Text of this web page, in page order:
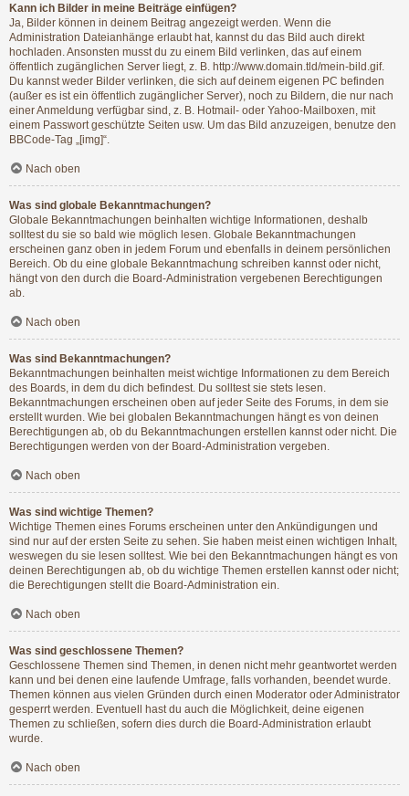
Kann ich Bilder in meine Beiträge einfügen?
Ja, Bilder können in deinem Beitrag angezeigt werden. Wenn die
Administration Dateianhänge erlaubt hat, kannst du das Bild auch direkt
hochladen. Ansonsten musst du zu einem Bild verlinken, das auf einem
öffentlich zugänglichen Server liegt, z. B. http://www.domain.tld/mein-bild.gif.
Du kannst weder Bilder verlinken, die sich auf deinem eigenen PC befinden
(außer es ist ein öffentlich zugänglicher Server), noch zu Bildern, die nur nach
einer Anmeldung verfügbar sind, z. B. Hotmail- oder Yahoo-Mailboxen, mit
einem Passwort geschützte Seiten usw. Um das Bild anzuzeigen, benutze den
BBCode-Tag „[img]“.
Nach oben
Was sind globale Bekanntmachungen?
Globale Bekanntmachungen beinhalten wichtige Informationen, deshalb
solltest du sie so bald wie möglich lesen. Globale Bekanntmachungen
erscheinen ganz oben in jedem Forum und ebenfalls in deinem persönlichen
Bereich. Ob du eine globale Bekanntmachung schreiben kannst oder nicht,
hängt von den durch die Board-Administration vergebenen Berechtigungen
ab.
Nach oben
Was sind Bekanntmachungen?
Bekanntmachungen beinhalten meist wichtige Informationen zu dem Bereich
des Boards, in dem du dich befindest. Du solltest sie stets lesen.
Bekanntmachungen erscheinen oben auf jeder Seite des Forums, in dem sie
erstellt wurden. Wie bei globalen Bekanntmachungen hängt es von deinen
Berechtigungen ab, ob du Bekanntmachungen erstellen kannst oder nicht. Die
Berechtigungen werden von der Board-Administration vergeben.
Nach oben
Was sind wichtige Themen?
Wichtige Themen eines Forums erscheinen unter den Ankündigungen und
sind nur auf der ersten Seite zu sehen. Sie haben meist einen wichtigen Inhalt,
weswegen du sie lesen solltest. Wie bei den Bekanntmachungen hängt es von
deinen Berechtigungen ab, ob du wichtige Themen erstellen kannst oder nicht;
die Berechtigungen stellt die Board-Administration ein.
Nach oben
Was sind geschlossene Themen?
Geschlossene Themen sind Themen, in denen nicht mehr geantwortet werden
kann und bei denen eine laufende Umfrage, falls vorhanden, beendet wurde.
Themen können aus vielen Gründen durch einen Moderator oder Administrator
gesperrt werden. Eventuell hast du auch die Möglichkeit, deine eigenen
Themen zu schließen, sofern dies durch die Board-Administration erlaubt
wurde.
Nach oben